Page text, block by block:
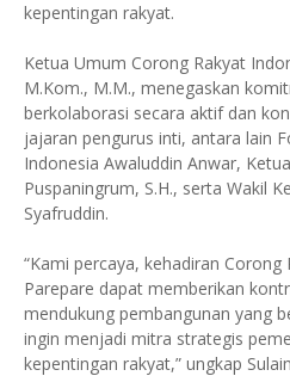
kepentingan rakyat.
Ketua Umum Corong Rakyat
M.Kom., M.M., menegaskan
berkolaborasi secara aktif dan
jajaran pengurus inti, antara lain
Indonesia Awaluddin Anwar,
Puspaningrum, S.H., serta Wakil
Syafruddin.
“Kami percaya, kehadiran Corong
Parepare dapat memberikan
mendukung pembangunan yang
ingin menjadi mitra strategis
kepentingan rakyat,” ungkap